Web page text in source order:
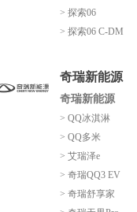
> 探索06
> 探索06 C-DM
奇瑞新能源
奇瑞新能源
> QQ冰淇淋
> QQ多米
> 艾瑞泽e
> 奇瑞QQ3 EV
> 奇瑞舒享家